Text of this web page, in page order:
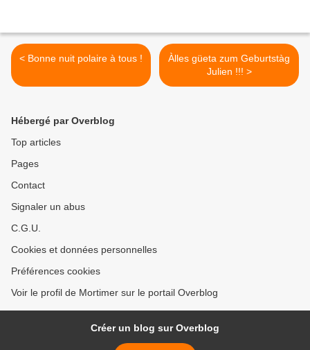
< Bonne nuit polaire à tous !
Àlles güeta zum Geburtstàg
Julien !!! >
Hébergé par Overblog
Top articles
Pages
Contact
Signaler un abus
C.G.U.
Cookies et données personnelles
Préférences cookies
Voir le profil de Mortimer sur le portail Overblog
Créer un blog sur Overblog